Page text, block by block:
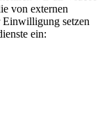
von externen
Einwilligung setzen
ein: